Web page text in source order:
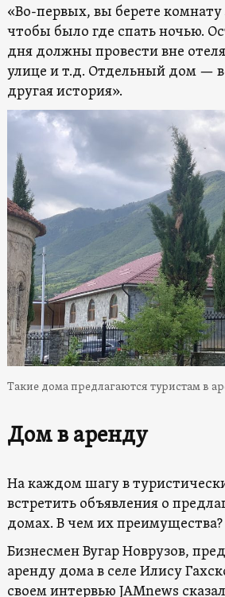
«Во-первых, вы берете
чтобы было где спать ночью.
дня должны провести вне
улице и т.д. Отдельный дом —
другая история».
Такие дома предлагаются туристам в
Дом в аренду
На каждом шагу в
встретить объявления о
домах. В чем их преимущества?
Бизнесмен Вугар Новрузов,
аренду дома в селе Илису
своем интервью JAMnews